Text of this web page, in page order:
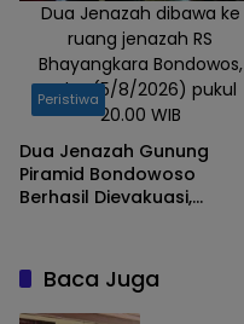
Dua Jenazah dibawa ke
ruang jenazah RS
Bhayangkara Bondowos,
Rabu (5/8/2026) pukul
20.00 WIB
Peristiwa
Dua Jenazah Gunung
Piramid Bondowoso
Berhasil Dievakuasi,
Baca Juga